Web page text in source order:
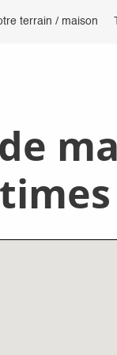
terrain / maison